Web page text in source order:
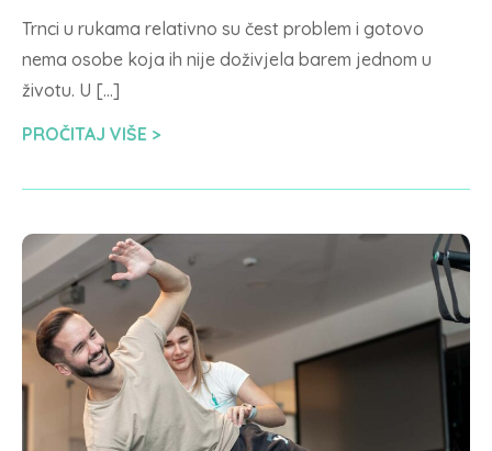
Trnci u rukama relativno su čest problem i gotovo
nema osobe koja ih nije doživjela barem jednom u
životu. U […]
PROČITAJ VIŠE